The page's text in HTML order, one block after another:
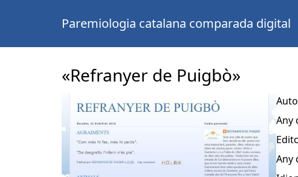
Paremiologia catalana comparada digital
«Refranyer de Puigbò»
Any
Any